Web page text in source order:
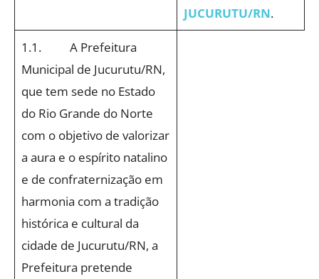
JUCURUTU/RN.
1.1. A Prefeitura
Municipal de Jucurutu/RN,
que tem sede no Estado
do Rio Grande do Norte
com o objetivo de valorizar
a aura e o espírito natalino
e de confraternização em
harmonia com a tradição
histórica e cultural da
cidade de Jucurutu/RN, a
Prefeitura pretende